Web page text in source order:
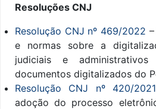
Resoluções CNJ
Resolução CNJ nº 469/2022
e normas sobre a
judiciais e
documentos digitalizados do
Resolução CNJ nº 420/2021
adoção do processo